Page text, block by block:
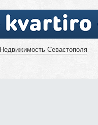
Недвижимость Севастополя